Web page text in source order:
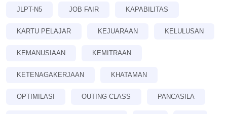
JLPT-N5 JOB FAIR KAPABILITAS
KARTU PELAJAR KEJUARAAN KELULUSAN
KEMANUSIAAN KEMITRAAN
KETENAGAKERJAAN KHATAMAN
OPTIMILASI OUTING CLASS PANCASILA